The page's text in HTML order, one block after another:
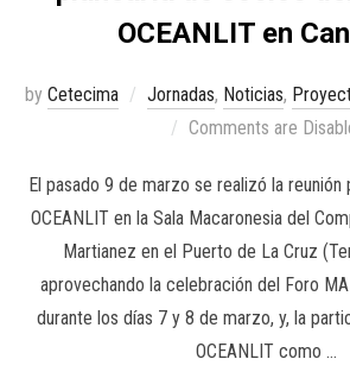
OCEANLIT en
by Cetecima Jornadas, Noticias,
Comments are
El pasado 9 de marzo se realizó la reunión
OCEANLIT en la Sala Macaronesia del
Martianez en el Puerto de La Cruz
aprovechando la celebración del Foro
durante los días 7 y 8 de marzo, y, la
OCEANLIT como …